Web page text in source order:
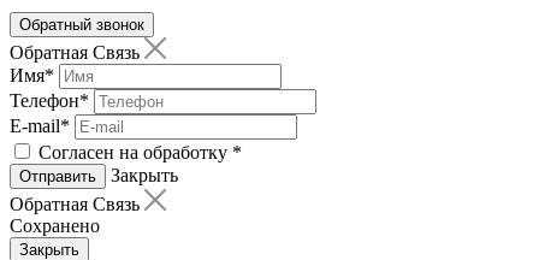
Обратный звонок
Обратная Связь
Имя*
Телефон*
E-mail*
Согласен на обработку *
Отправить
Закрыть
Обратная Связь
Сохранено
Закрыть